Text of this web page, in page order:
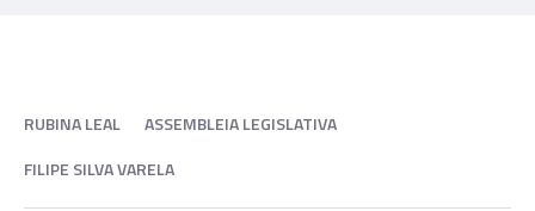
RUBINA LEAL
ASSEMBLEIA LEGISLATIVA
FILIPE SILVA VARELA